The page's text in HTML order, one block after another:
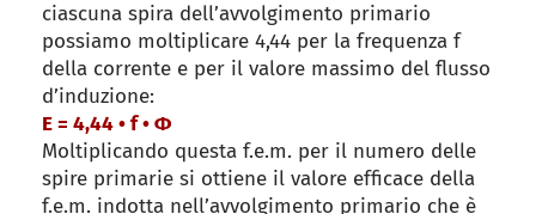
ciascuna spira dell’avvolgimento primario
possiamo moltiplicare 4,44 per la frequenza f
della corrente e per il valore massimo del flusso
d’induzione:
E = 4,44 • f • Φ
Moltiplicando questa f.e.m. per il numero delle
spire primarie si ottiene il valore efficace della
f.e.m. indotta nell’avvolgimento primario che è